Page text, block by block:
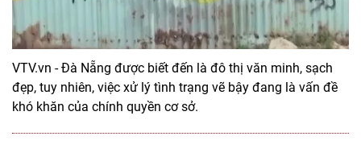
VTV.vn - Đà Nẵng được biết đến là đô thị văn minh, sạch
đẹp, tuy nhiên, việc xử lý tình trạng vẽ bậy đang là vấn đề
khó khăn của chính quyền cơ sở.